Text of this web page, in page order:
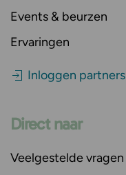
Events & beurzen
Ervaringen
Inloggen partners
Direct naar
Veelgestelde vragen